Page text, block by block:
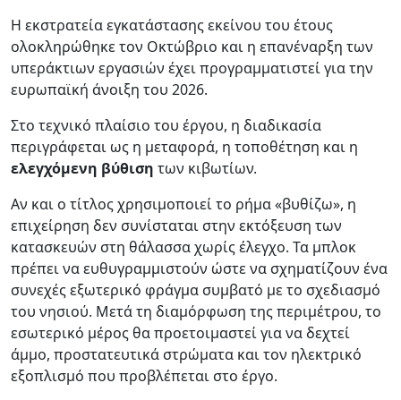
Η εκστρατεία εγκατάστασης εκείνου του έτους
ολοκληρώθηκε τον Οκτώβριο και η επανέναρξη των
υπεράκτιων εργασιών έχει προγραμματιστεί για την
ευρωπαϊκή άνοιξη του 2026.
Στο τεχνικό πλαίσιο του έργου, η διαδικασία
περιγράφεται ως η μεταφορά, η τοποθέτηση και η
ελεγχόμενη βύθιση των κιβωτίων.
Αν και ο τίτλος χρησιμοποιεί το ρήμα «βυθίζω», η
επιχείρηση δεν συνίσταται στην εκτόξευση των
κατασκευών στη θάλασσα χωρίς έλεγχο. Τα μπλοκ
πρέπει να ευθυγραμμιστούν ώστε να σχηματίζουν ένα
συνεχές εξωτερικό φράγμα συμβατό με το σχεδιασμό
του νησιού. Μετά τη διαμόρφωση της περιμέτρου, το
εσωτερικό μέρος θα προετοιμαστεί για να δεχτεί
άμμο, προστατευτικά στρώματα και τον ηλεκτρικό
εξοπλισμό που προβλέπεται στο έργο.